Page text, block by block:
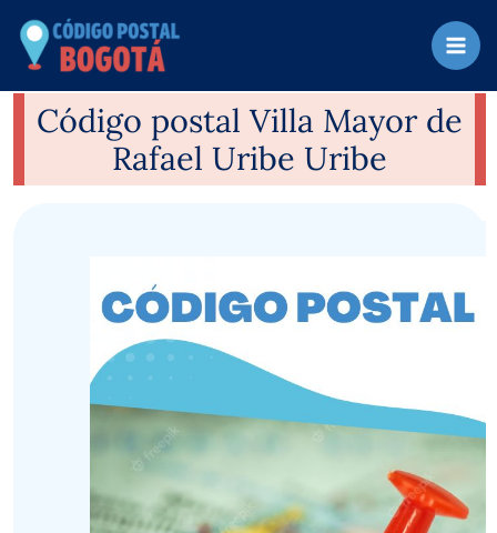
contenido
Código postal Villa Mayor de
Rafael Uribe Uribe